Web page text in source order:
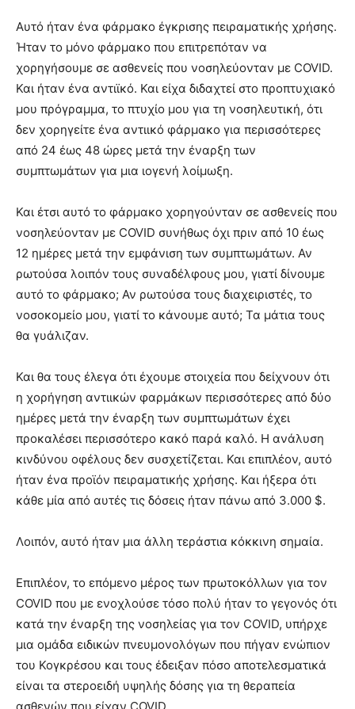
Αυτό ήταν ένα φάρμακο έγκρισης πειραματικής χρήσης.
Ήταν το μόνο φάρμακο που επιτρεπόταν να
χορηγήσουμε σε ασθενείς που νοσηλεύονταν με COVID.
Και ήταν ένα αντιϊκό. Και είχα διδαχτεί στο προπτυχιακό
μου πρόγραμμα, το πτυχίο μου για τη νοσηλευτική, ότι
δεν χορηγείτε ένα αντιικό φάρμακο για περισσότερες
από 24 έως 48 ώρες μετά την έναρξη των
συμπτωμάτων για μια ιογενή λοίμωξη.
Και έτσι αυτό το φάρμακο χορηγούνταν σε ασθενείς που
νοσηλεύονταν με COVID συνήθως όχι πριν από 10 έως
12 ημέρες μετά την εμφάνιση των συμπτωμάτων. Αν
ρωτούσα λοιπόν τους συναδέλφους μου, γιατί δίνουμε
αυτό το φάρμακο; Αν ρωτούσα τους διαχειριστές, το
νοσοκομείο μου, γιατί το κάνουμε αυτό; Τα μάτια τους
θα γυάλιζαν.
Και θα τους έλεγα ότι έχουμε στοιχεία που δείχνουν ότι
η χορήγηση αντιικών φαρμάκων περισσότερες από δύο
ημέρες μετά την έναρξη των συμπτωμάτων έχει
προκαλέσει περισσότερο κακό παρά καλό. Η ανάλυση
κινδύνου οφέλους δεν συσχετίζεται. Και επιπλέον, αυτό
ήταν ένα προϊόν πειραματικής χρήσης. Και ήξερα ότι
κάθε μία από αυτές τις δόσεις ήταν πάνω από 3.000 $.
Λοιπόν, αυτό ήταν μια άλλη τεράστια κόκκινη σημαία.
Επιπλέον, το επόμενο μέρος των πρωτοκόλλων για τον
COVID που με ενοχλούσε τόσο πολύ ήταν το γεγονός ότι
κατά την έναρξη της νοσηλείας για τον COVID, υπήρχε
μια ομάδα ειδικών πνευμονολόγων που πήγαν ενώπιον
του Κογκρέσου και τους έδειξαν πόσο αποτελεσματικά
είναι τα στεροειδή υψηλής δόσης για τη θεραπεία